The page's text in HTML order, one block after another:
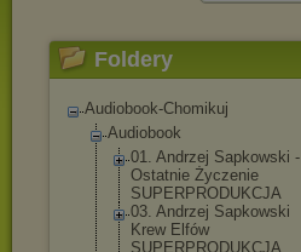
Foldery
Audiobook-Chomikuj
Audiobook
01. Andrzej Sapkowski -
Ostatnie Życzenie
SUPERPRODUKCJA
03. Andrzej Sapkowski
Krew Elfów
SUPERPRODUKCJA